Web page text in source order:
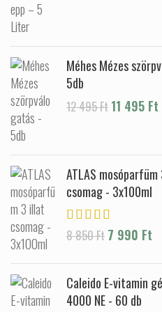
Méhes Mézes
5db
12 495Ft Original
11 495 Ft
ATLAS
csomag - 3x100ml
8 850Ft Original
7 990 Ft
Caleido E-vitamin
4000 NE - 60 db